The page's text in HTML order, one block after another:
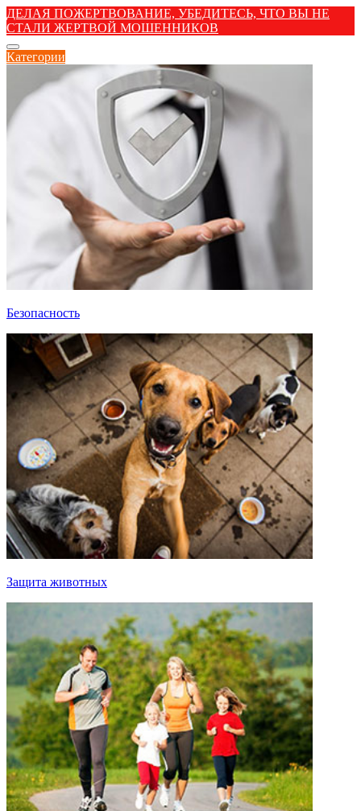
ДЕЛАЯ ПОЖЕРТВОВАНИЕ, УБЕДИТЕСЬ, ЧТО ВЫ НЕ
СТАЛИ ЖЕРТВОЙ МОШЕННИКОВ
Категории
Безопасность
Защита животных